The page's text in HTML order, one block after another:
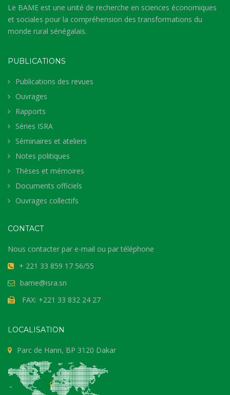
Le BAME est une unité de recherche en sciences économiques
et sociales pour la compréhension des transformations du
monde rural sénégalais.
PUBLICATIONS
Publications des revues
Ouvrages
Rapports
Séries ISRA
Séminaires et ateliers
Notes politiques
Thèses et mémoires
Documents officiels
Ouvrages collectifs
CONTACT
Nous contacter par e-mail ou par téléphone
+ 221 33 859 17 56/55
bame@isra.sn
FAX: +221 33 832 24 27
LOCALISATION
Parc de Hann, BP 3120 Dakar